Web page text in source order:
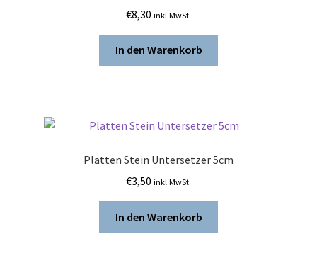
€8,30 inkl.MwSt.
In den Warenkorb
Platten Stein Untersetzer 5cm
€3,50 inkl.MwSt.
In den Warenkorb